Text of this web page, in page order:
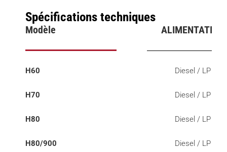
Spécifications techniques
Modèle ALIMENTATION
H60 Diesel / LP
H70 Diesel / LP
H80 Diesel / LP
H80/900 Diesel / LP